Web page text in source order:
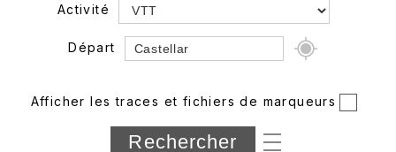
Activité
Départ
Département
Afficher les traces et fichiers de marqueurs